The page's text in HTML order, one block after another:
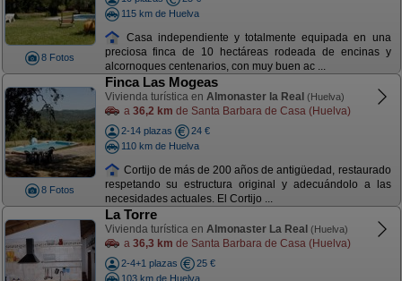
8 Fotos
115 km de Huelva
Casa independiente y totalmente equipada en una
preciosa finca de 10 hectáreas rodeada de encinas y
alcornoques centenarios, con muy buen ac ...
8 Fotos
Finca Las Mogeas
Vivienda turística en Almonaster la Real (Huelva)
a 36,2 km de Santa Barbara de Casa (Huelva)
2-14 plazas
24 €
110 km de Huelva
Cortijo de más de 200 años de antigüedad, restaurado
respetando su estructura original y adecuándolo a las
necesidades actuales. El Cortijo ...
La Torre
Vivienda turística en Almonaster La Real (Huelva)
a 36,3 km de Santa Barbara de Casa (Huelva)
2-4+1 plazas
25 €
103 km de Huelva